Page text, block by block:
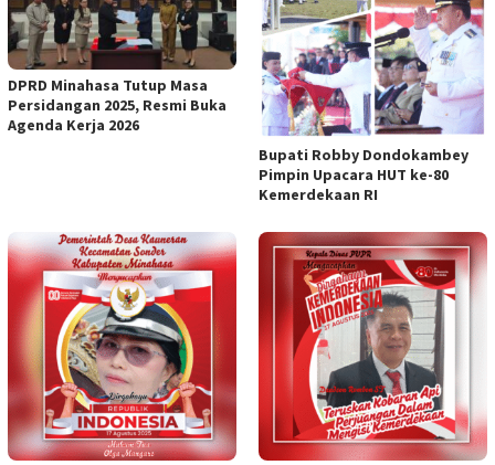
DPRD Minahasa Tutup Masa
Persidangan 2025, Resmi Buka
Agenda Kerja 2026
Bupati Robby Dondokambey
Pimpin Upacara HUT ke-80
Kemerdekaan RI